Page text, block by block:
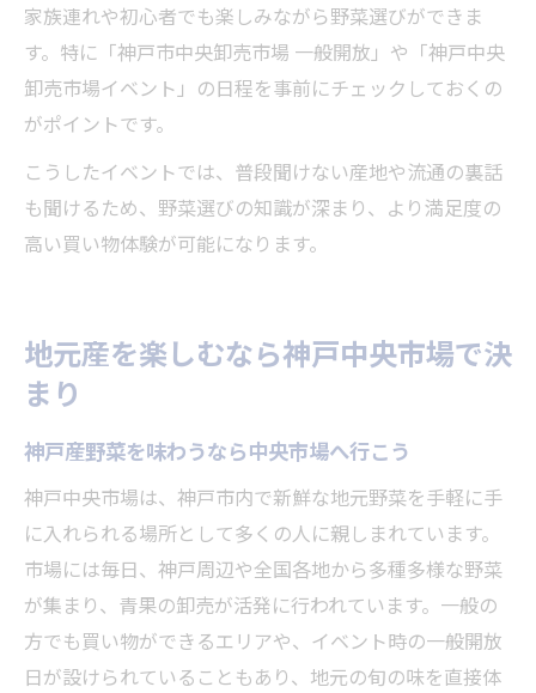
家族連れや初心者でも楽しみながら野菜選びができま
す。特に「神戸市中央卸売市場 一般開放」や「神戸中央
卸売市場イベント」の日程を事前にチェックしておくの
がポイントです。
こうしたイベントでは、普段聞けない産地や流通の裏話
も聞けるため、野菜選びの知識が深まり、より満足度の
高い買い物体験が可能になります。
地元産を楽しむなら神戸中央市場で決
まり
神戸産野菜を味わうなら中央市場へ行こう
神戸中央市場は、神戸市内で新鮮な地元野菜を手軽に手
に入れられる場所として多くの人に親しまれています。
市場には毎日、神戸周辺や全国各地から多種多様な野菜
が集まり、青果の卸売が活発に行われています。一般の
方でも買い物ができるエリアや、イベント時の一般開放
日が設けられていることもあり、地元の旬の味を直接体